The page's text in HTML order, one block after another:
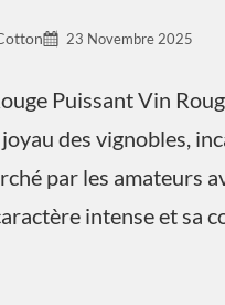
23 Novembre 2025
Puissant Vin
des vignobles,
par les amateurs
intense et sa